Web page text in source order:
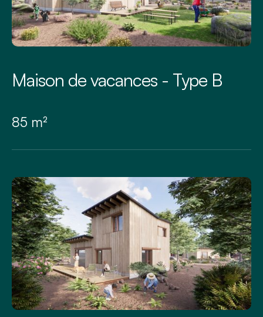
Maison de vacances - Type B
85 m²